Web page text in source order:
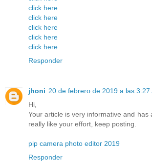
click here
click here
click here
click here
click here
Responder
jhoni 20 de febrero de 2019 a las 3:27
Hi,
Your article is very informative and has
really like your effort, keep posting.
pip camera photo editor 2019
Responder